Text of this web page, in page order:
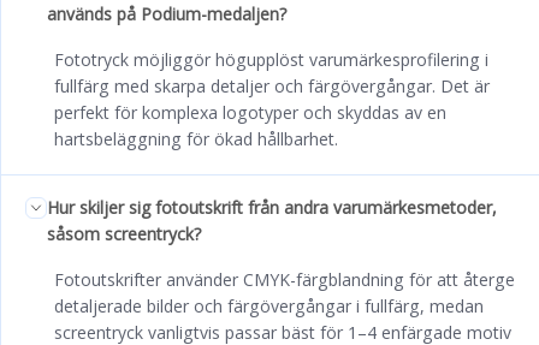
används på Podium-medaljen?
Fototryck möjliggör högupplöst varumärkesprofilering i
fullfärg med skarpa detaljer och färgövergångar. Det är
perfekt för komplexa logotyper och skyddas av en
hartsbeläggning för ökad hållbarhet.
Hur skiljer sig fotoutskrift från andra varumärkesmetoder,
såsom screentryck?
Fotoutskrifter använder CMYK-färgblandning för att återge
detaljerade bilder och färgövergångar i fullfärg, medan
screentryck vanligtvis passar bäst för 1–4 enfärgade motiv